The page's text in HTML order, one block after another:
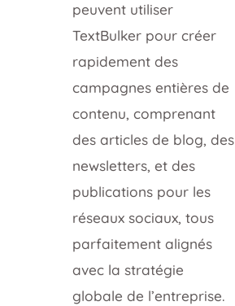
peuvent utiliser
TextBulker pour créer
rapidement des
campagnes entières de
contenu, comprenant
des articles de blog, des
newsletters, et des
publications pour les
réseaux sociaux, tous
parfaitement alignés
avec la stratégie
globale de l’entreprise.